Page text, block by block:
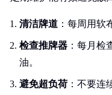
清洁牌道 ：每周用软
检查推牌器 ：每月检
油。
避免超负荷 ：不要连